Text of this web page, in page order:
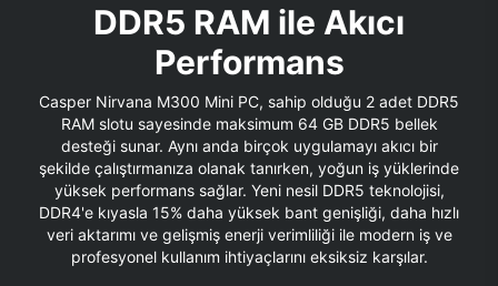
DDR5 RAM ile Akıcı
Performans
Casper Nirvana M300 Mini PC, sahip olduğu 2 adet DDR5
RAM slotu sayesinde maksimum 64 GB DDR5 bellek
desteği sunar. Aynı anda birçok uygulamayı akıcı bir
şekilde çalıştırmanıza olanak tanırken, yoğun iş yüklerinde
yüksek performans sağlar. Yeni nesil DDR5 teknolojisi,
DDR4'e kıyasla 15% daha yüksek bant genişliği, daha hızlı
veri aktarımı ve gelişmiş enerji verimliliği ile modern iş ve
profesyonel kullanım ihtiyaçlarını eksiksiz karşılar.